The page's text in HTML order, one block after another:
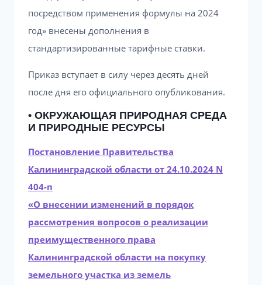
посредством применения формулы на 2024
год» внесены дополнения в
стандартизированные тарифные ставки.
Приказ вступает в силу через десять дней
после дня его официального опубликования.
• ОКРУЖАЮЩАЯ ПРИРОДНАЯ СРЕДА
И ПРИРОДНЫЕ РЕСУРСЫ
Постановление Правительства
Калининградской области от 24.10.2024 N
404-п
«О внесении изменений в порядок
рассмотрения вопросов о реализации
преимущественного права
Калининградской области на покупку
земельного участка из земель